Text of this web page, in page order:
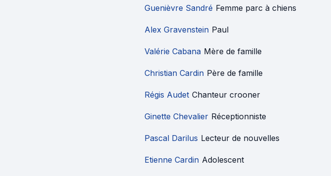
Guenièvre Sandré Femme parc à chiens
Alex Gravenstein Paul
Valérie Cabana Mère de famille
Christian Cardin Père de famille
Régis Audet Chanteur crooner
Ginette Chevalier Réceptionniste
Pascal Darilus Lecteur de nouvelles
Etienne Cardin Adolescent